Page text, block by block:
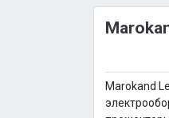
Marokand